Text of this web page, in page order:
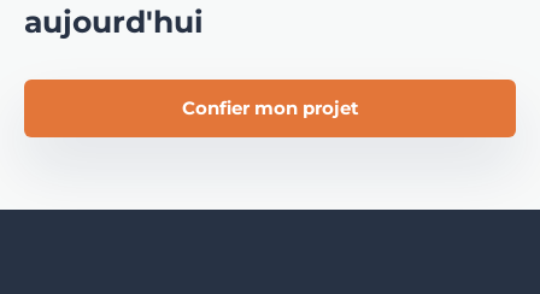
aujourd'hui
Confier mon projet